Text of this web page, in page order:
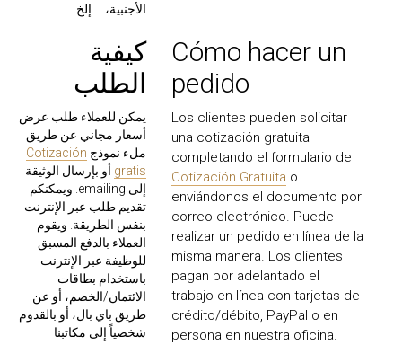
الأجنبية، ... إلخ
كيفية
الطلب
Cómo hacer un
pedido
يمكن للعملاء طلب عرض
أسعار مجاني عن طريق
ملء نموذج Cotización
gratis أو بإرسال الوثيقة
إلى emailing. ويمكنكم
تقديم طلب عبر الإنترنت
بنفس الطريقة. ويقوم
العملاء بالدفع المسبق
للوظيفة عبر الإنترنت
باستخدام بطاقات
الائتمان/الخصم، أو عن
طريق باي بال، أو بالقدوم
شخصياً إلى مكاتبنا
Los clientes pueden solicitar
una cotización gratuita
completando el formulario de
Cotización Gratuita o
enviándonos el documento por
correo electrónico. Puede
realizar un pedido en línea de la
misma manera. Los clientes
pagan por adelantado el
trabajo en línea con tarjetas de
crédito/débito, PayPal o en
persona en nuestra oficina.